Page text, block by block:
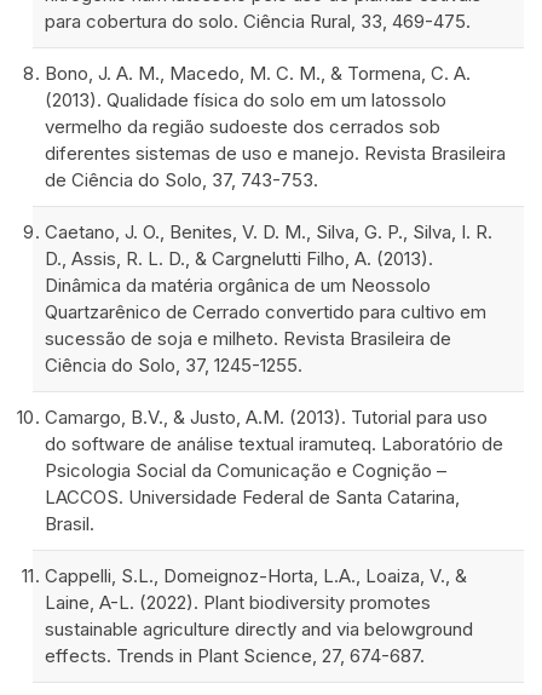
para cobertura do solo. Ciência Rural, 33, 469-475.
Bono, J. A. M., Macedo, M. C. M., & Tormena, C. A.
(2013). Qualidade física do solo em um latossolo
vermelho da região sudoeste dos cerrados sob
diferentes sistemas de uso e manejo. Revista Brasileira
de Ciência do Solo, 37, 743-753.
Caetano, J. O., Benites, V. D. M., Silva, G. P., Silva, I. R.
D., Assis, R. L. D., & Cargnelutti Filho, A. (2013).
Dinâmica da matéria orgânica de um Neossolo
Quartzarênico de Cerrado convertido para cultivo em
sucessão de soja e milheto. Revista Brasileira de
Ciência do Solo, 37, 1245-1255.
Camargo, B.V., & Justo, A.M. (2013). Tutorial para uso
do software de análise textual iramuteq. Laboratório de
Psicologia Social da Comunicação e Cognição –
LACCOS. Universidade Federal de Santa Catarina,
Brasil.
Cappelli, S.L., Domeignoz-Horta, L.A., Loaiza, V., &
Laine, A-L. (2022). Plant biodiversity promotes
sustainable agriculture directly and via belowground
effects. Trends in Plant Science, 27, 674-687.